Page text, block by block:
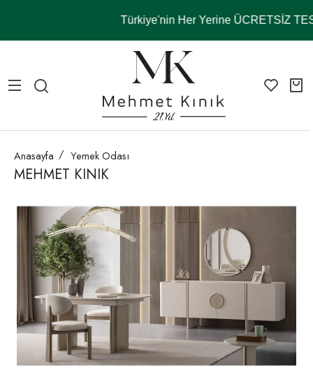
Türkiye'nin Her Yerine ÜCRETSİZ
Anasayfa Yemek Odası
MEHMET KINIK